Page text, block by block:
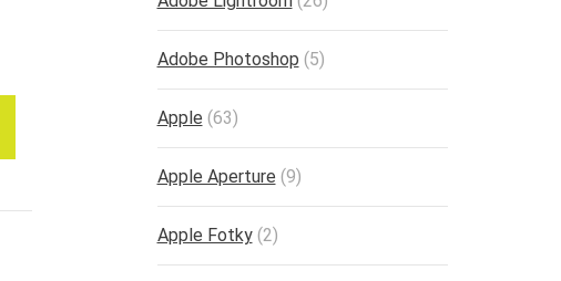
Adobe Photoshop (5)
Apple (63)
Apple Aperture (9)
Apple Fotky(2)